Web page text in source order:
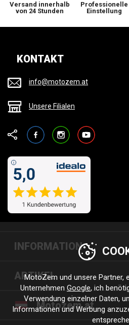
Versand innerhalb
von 24 Stunden
Professionelle
Einstellung
KONTAKT
info@motozem.at
Unsere Filialen
FacebookInstagramYouTube
INFORMATION
ARTIKEL
Motozem.at
MotoZem und unsere Partner,
Unternehmen Google, ich
Verwendung einzelner Daten,
Informationen und Werbung